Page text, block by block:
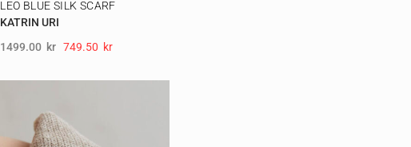
LEO BLUE SILK SCARF
KATRIN URI
1499.00 kr 749.50 Kr